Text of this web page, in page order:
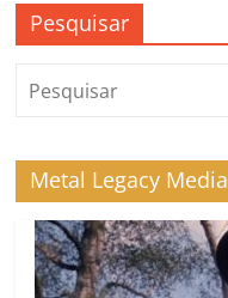
Pesquisar
Metal Legacy Media